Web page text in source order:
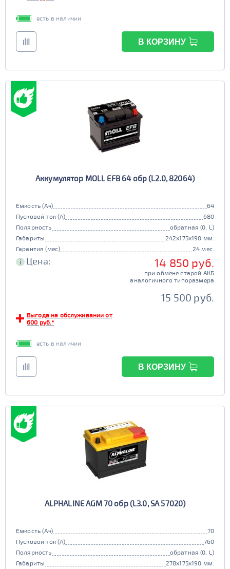
есть в наличии
В КОРЗИНУ
Аккумулятор MOLL EFB 64 обр (L2.0, 82064)
Емкость (Ач)
64
Пусковой ток (А)
680
Полярность
обратная (0, L)
Габариты
242x175x190 мм.
Гарантия (мес)
24 мес.
i Цена: 14 850 руб.
при обмене старой АКБ
аналогичного типоразмера
15 500 руб.
Выгода на обслуживании от
600 руб.*
есть в наличии
В КОРЗИНУ
ALPHALINE AGM 70 обр (L3.0, SA 57020)
Емкость (Ач)
70
Пусковой ток (А)
760
Полярность
обратная (0, L)
Габариты
278x175x190 мм.